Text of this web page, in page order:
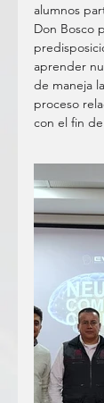
alumnos
Don Bosco
aprender
de maneja
proceso
con el fin